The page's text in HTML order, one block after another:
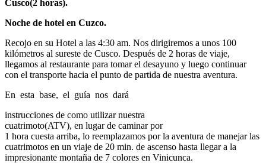
Cusco(2 horas).
Noche de hotel en Cuzco.
Recojo en su Hotel a las 4:30 am. Nos dirigiremos a unos 100
kilómetros al sureste de Cusco. Después de 2 horas de viaje,
llegamos al restaurante para tomar el desayuno y luego continuar
con el transporte hacia el punto de partida de nuestra aventura.
En esta base, el guía nos dará
instrucciones de como utilizar nuestra
cuatrimoto(ATV), en lugar de caminar por
1 hora cuesta arriba, lo reemplazamos por la aventura de manejar las
cuatrimotos en un viaje de 20 min. de ascenso hasta llegar a la
impresionante montaña de 7 colores en Vinicunca.